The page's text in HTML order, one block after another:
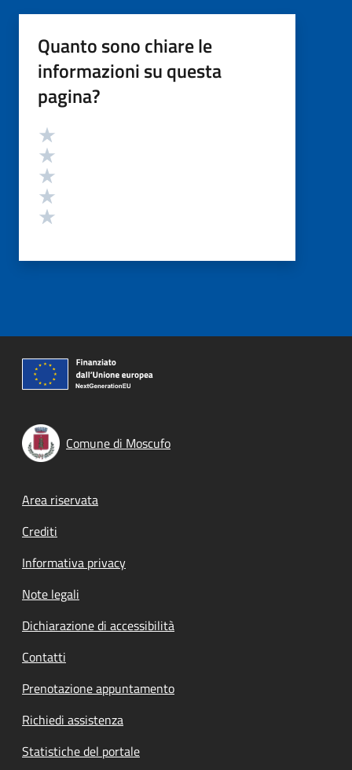
Quanto sono chiare le
informazioni su questa
pagina?
Valutazione
Comune di Moscufo
Footer menu
Area riservata
Crediti
Informativa privacy
Note legali
Dichiarazione di accessibilità
Contatti
Prenotazione appuntamento
Richiedi assistenza
Statistiche del portale